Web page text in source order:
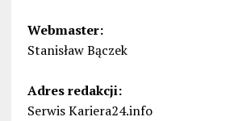
Webmaster:
Stanisław Bączek
Adres redakcji:
Serwis Kariera24.info